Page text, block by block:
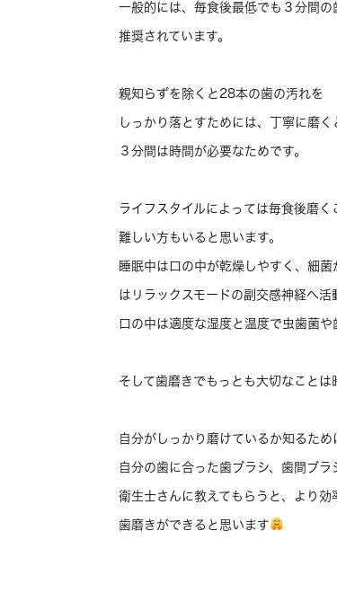
一般的には、毎食後最低でも３分間の
推奨されています。
親知らずを除くと28本の歯の汚れを
しっかり落とすためには、丁寧に磨く
３分間は時間が必要なためです。
ライフスタイルによっては毎食後磨く
難しい方もいると思います。
睡眠中は口の中が乾燥しやすく、細
はリラックスモードの副交感神経へ
口の中は適度な湿度と温度で虫歯菌
そして歯磨きでもっとも大切なこと
自分がしっかり磨けているか知るた
自分の歯に合った歯ブラシ、歯間ブラ
衛生士さんに教えてもらうと、より効
歯磨きができると思います